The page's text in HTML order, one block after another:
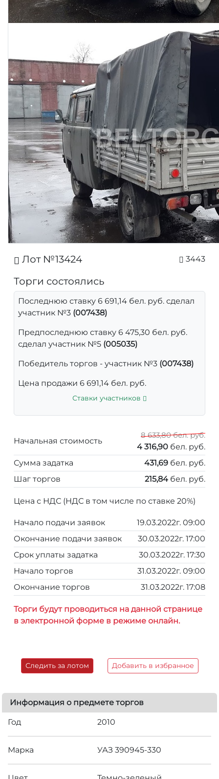
Лот №13424 3443
Торги состоялись
Последнюю ставку 6 691,14 бел. руб. сделал
участник №3 (007438)
Предпоследнюю ставку 6 475,30 бел. руб.
сделал участник №5 (005035)
Победитель торгов - участник №3 (007438)
Цена продажи 6 691,14 бел. руб.
Ставки участников
Начальная стоимость
8 633,80 бел. руб.
4 316,90 бел. руб.
Сумма задатка
431,69 бел. руб.
Шаг торгов
215,84 бел. руб.
Цена с НДС (НДС в том числе по ставке 20%)
Начало подачи заявок
19.03.2022г. 09:00
Окончание подачи заявок
30.03.2022г. 17:00
Срок уплаты задатка
30.03.2022г. 17:30
Начало торгов
31.03.2022г. 09:00
Окончание торгов
31.03.2022г. 17:08
Торги будут проводиться на данной странице
в электронной форме в режиме онлайн.
Следить за лотом Добавить в избранное
Информация о предмете торгов
Год 2010
Марка УАЗ 390945-330